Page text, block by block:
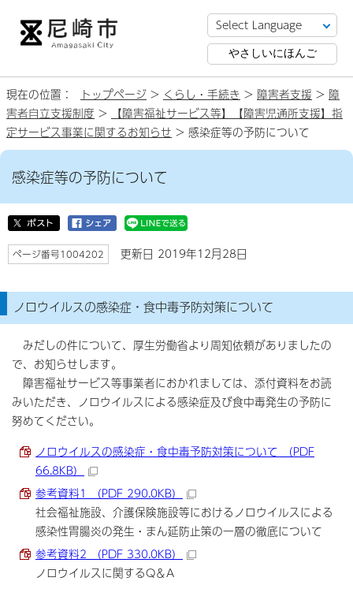
やさしいにほんご
現在の位置： トップページ > くらし・手続き > 障害者支援 > 障
害者自立支援制度 >
【障害福祉サービス等】【障害児通所支援】指
定サービス事業に関するお知らせ > 感染症等の予防について
感染症等の予防について
ページ番号1004202 更新日 2019年12月28日
ノロウイルスの感染症・食中毒予防対策について
みだしの件について、厚生労働省より周知依頼がありましたの
で、お知らせします。
障害福祉サービス等事業者におかれましては、添付資料をお読
みいただき、ノロウイルスによる感染症及び食中毒発生の予防に
努めてください。
ノロウイルスの感染症・食中毒予防対策について （PDF
66.8KB）
参考資料1 （PDF 290.0KB）
社会福祉施設、介護保険施設等におけるノロウイルスによる
感染性胃腸炎の発生・まん延防止策の一層の徹底について
参考資料2 （PDF 330.0KB）
ノロウイルスに関するQ＆A